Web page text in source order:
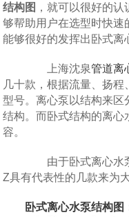
结构图 ，就可以很好的
够帮助用户在选型时快速
能够很好的发挥出卧式离
上海沈泉管道离
几十款，根据流量、扬
型号。离心泵以结构来
结构。而卧式结构的离心
容。
由于卧式离心水泵
Z具有代表性的几款来为
卧式离心水泵结构图